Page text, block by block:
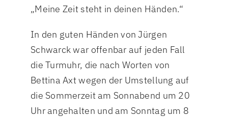
„Meine Zeit steht in deinen Händen.“
In den guten Händen von Jürgen
Schwarck war offenbar auf jeden Fall
die Turmuhr, die nach Worten von
Bettina Axt wegen der Umstellung auf
die Sommerzeit am Sonnabend um 20
Uhr angehalten und am Sonntag um 8